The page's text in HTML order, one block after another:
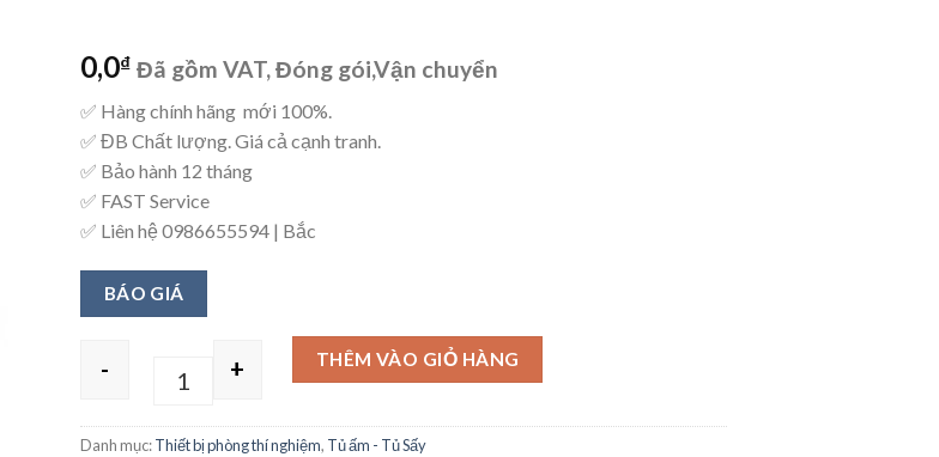
0,0₫ Đã gồm VAT, Đóng gói,Vận chuyển
✅ Hàng chính hãng mới 100%.
✅ ĐB Chất lượng. Giá cả cạnh tranh.
✅ Bảo hành 12 tháng
✅ FAST Service
✅ Liên hệ 0986655594 | Bắc
BÁO GIÁ
Quantity
- + THÊM VÀO GIỎ HÀNG
Danh mục:Thiết bị phòng thí nghiệm, Tủ ấm - Tủ Sấy